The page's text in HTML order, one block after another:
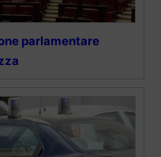
parlamentare